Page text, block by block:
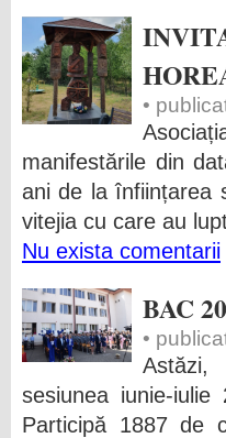
•
manifestările din
ani de la înființarea
vitejia cu care au
Nu exista comentarii
BAC
•
Astăzi,
sesiunea iunie-
Participă 1887 de